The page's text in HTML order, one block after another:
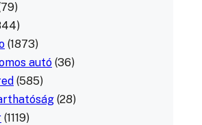
(1873)
autó (36)
(585)
(28)
(1119)